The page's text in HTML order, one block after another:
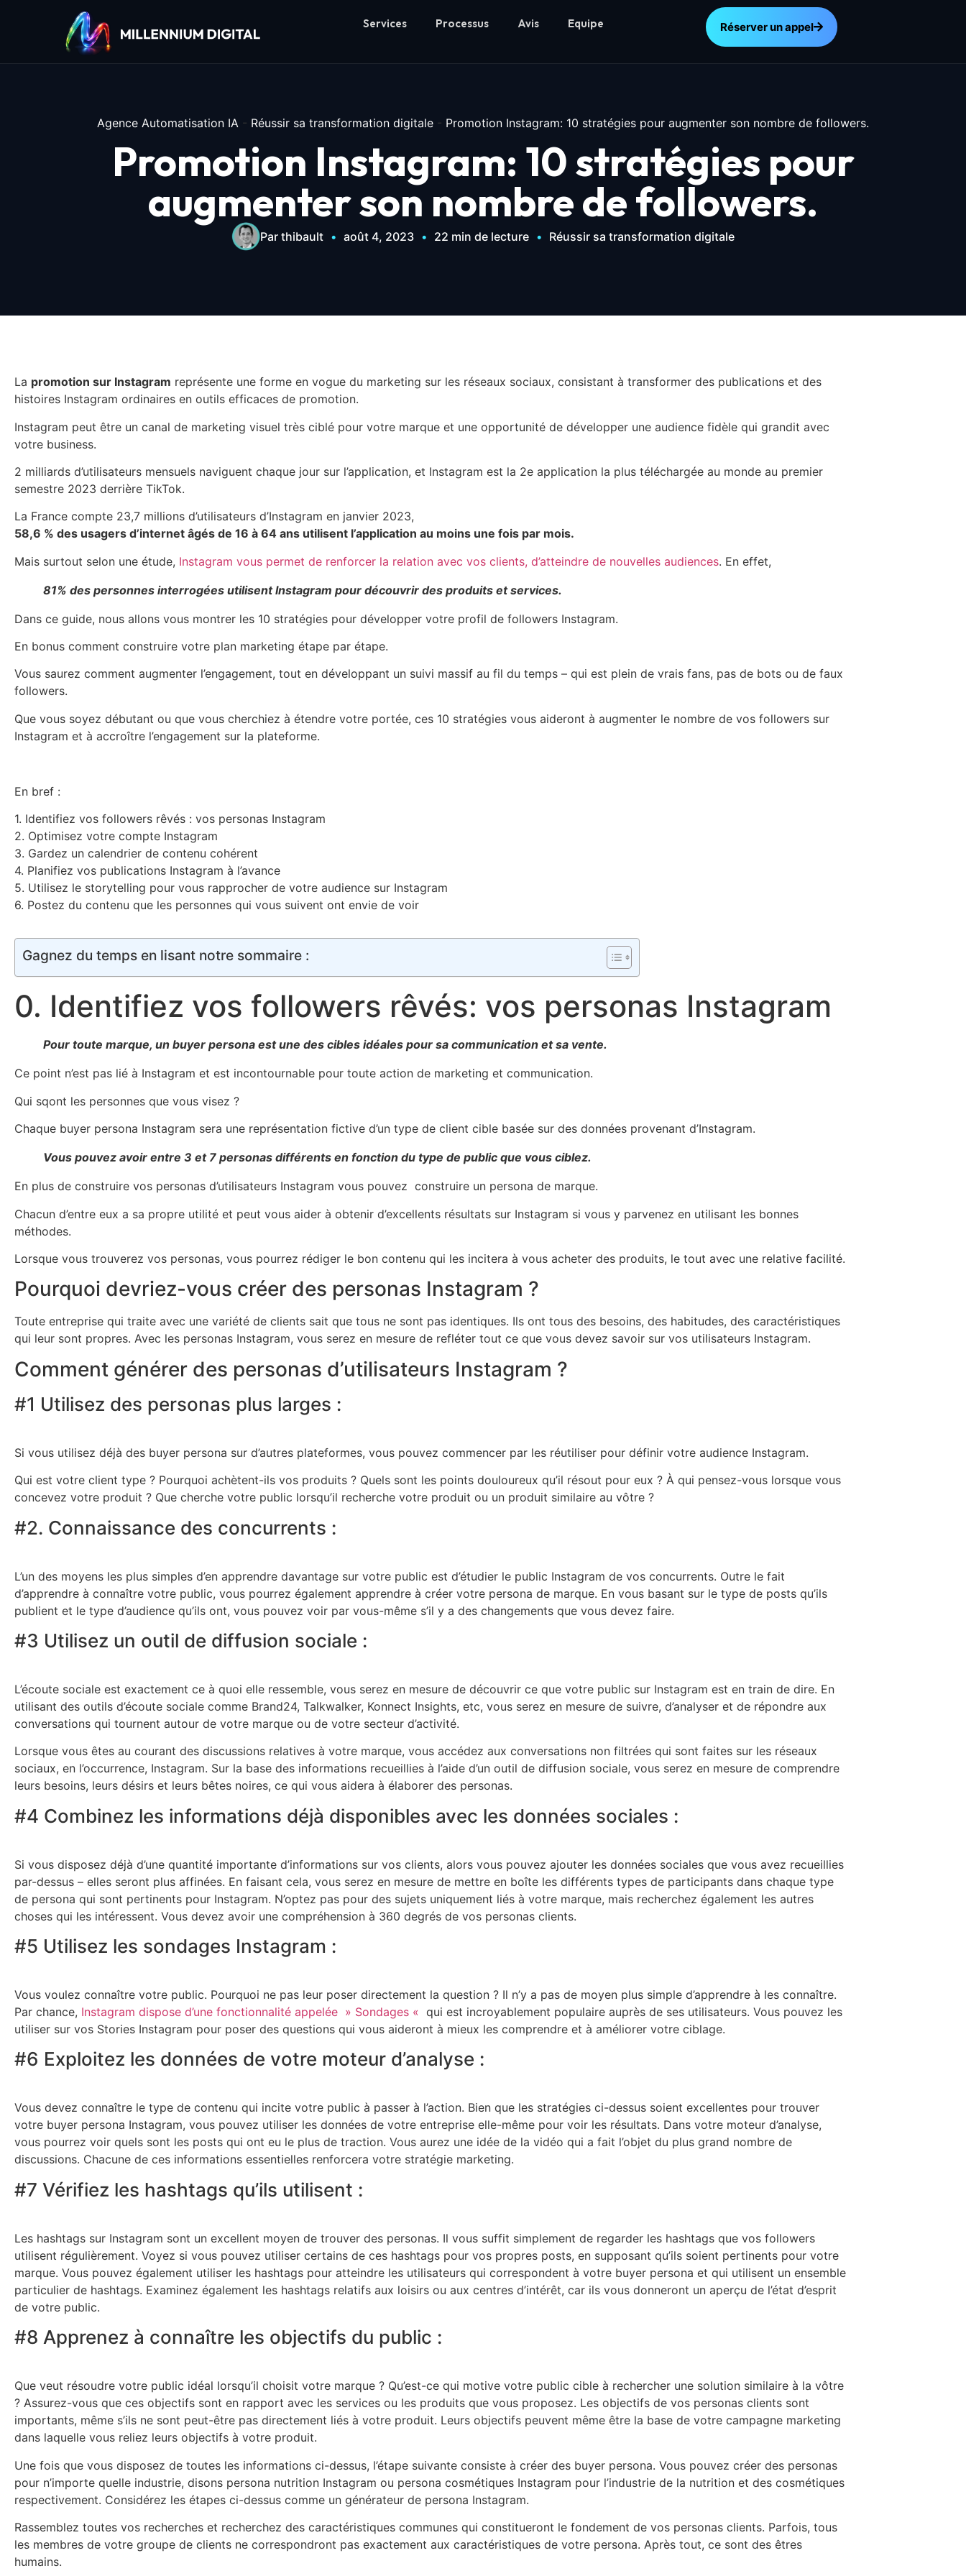
Services Processus Avis Equipe Réserver un appel
Agence Automatisation IA - Réussir sa transformation digitale - Promotion Instagram: 10 stratégies pour augmenter son nombre de followers.
Promotion Instagram: 10 stratégies pour
augmenter son nombre de followers.
Par thibault • août 4, 2023 • 22 min de lecture • Réussir sa transformation digitale
La promotion sur Instagram représente une forme en vogue du marketing sur les réseaux sociaux, consistant à transformer des publications et des
histoires Instagram ordinaires en outils efficaces de promotion.
Instagram peut être un canal de marketing visuel très ciblé pour votre marque et une opportunité de développer une audience fidèle qui grandit avec
votre business.
2 milliards d’utilisateurs mensuels naviguent chaque jour sur l’application, et Instagram est la 2e application la plus téléchargée au monde au premier
semestre 2023 derrière TikTok.
La France compte 23,7 millions d’utilisateurs d’Instagram en janvier 2023,
58,6 % des usagers d’internet âgés de 16 à 64 ans utilisent l’application au moins une fois par mois.
Mais surtout selon une étude, Instagram vous permet de renforcer la relation avec vos clients, d’atteindre de nouvelles audiences. En effet,
81% des personnes interrogées utilisent Instagram pour découvrir des produits et services.
Dans ce guide, nous allons vous montrer les 10 stratégies pour développer votre profil de followers Instagram.
En bonus comment construire votre plan marketing étape par étape.
Vous saurez comment augmenter l’engagement, tout en développant un suivi massif au fil du temps – qui est plein de vrais fans, pas de bots ou de faux
followers.
Que vous soyez débutant ou que vous cherchiez à étendre votre portée, ces 10 stratégies vous aideront à augmenter le nombre de vos followers sur
Instagram et à accroître l’engagement sur la plateforme.
En bref :
1. Identifiez vos followers rêvés : vos personas Instagram
2. Optimisez votre compte Instagram
3. Gardez un calendrier de contenu cohérent
4. Planifiez vos publications Instagram à l’avance
5. Utilisez le storytelling pour vous rapprocher de votre audience sur Instagram
6. Postez du contenu que les personnes qui vous suivent ont envie de voir
Gagnez du temps en lisant notre sommaire :
0. Identifiez vos followers rêvés: vos personas Instagram
Pour toute marque, un buyer persona est une des cibles idéales pour sa communication et sa vente.
Ce point n’est pas lié à Instagram et est incontournable pour toute action de marketing et communication.
Qui sqont les personnes que vous visez ?
Chaque buyer persona Instagram sera une représentation fictive d’un type de client cible basée sur des données provenant d’Instagram.
Vous pouvez avoir entre 3 et 7 personas différents en fonction du type de public que vous ciblez.
En plus de construire vos personas d’utilisateurs Instagram vous pouvez construire un persona de marque.
Chacun d’entre eux a sa propre utilité et peut vous aider à obtenir d’excellents résultats sur Instagram si vous y parvenez en utilisant les bonnes
méthodes.
Lorsque vous trouverez vos personas, vous pourrez rédiger le bon contenu qui les incitera à vous acheter des produits, le tout avec une relative facilité.
Pourquoi devriez-vous créer des personas Instagram ?
Toute entreprise qui traite avec une variété de clients sait que tous ne sont pas identiques. Ils ont tous des besoins, des habitudes, des caractéristiques
qui leur sont propres. Avec les personas Instagram, vous serez en mesure de refléter tout ce que vous devez savoir sur vos utilisateurs Instagram.
Comment générer des personas d’utilisateurs Instagram ?
#1 Utilisez des personas plus larges :
Si vous utilisez déjà des buyer persona sur d’autres plateformes, vous pouvez commencer par les réutiliser pour définir votre audience Instagram.
Qui est votre client type ? Pourquoi achètent-ils vos produits ? Quels sont les points douloureux qu’il résout pour eux ? À qui pensez-vous lorsque vous
concevez votre produit ? Que cherche votre public lorsqu’il recherche votre produit ou un produit similaire au vôtre ?
#2. Connaissance des concurrents :
L’un des moyens les plus simples d’en apprendre davantage sur votre public est d’étudier le public Instagram de vos concurrents. Outre le fait
d’apprendre à connaître votre public, vous pourrez également apprendre à créer votre persona de marque. En vous basant sur le type de posts qu’ils
publient et le type d’audience qu’ils ont, vous pouvez voir par vous-même s’il y a des changements que vous devez faire.
#3 Utilisez un outil de diffusion sociale :
L’écoute sociale est exactement ce à quoi elle ressemble, vous serez en mesure de découvrir ce que votre public sur Instagram est en train de dire. En
utilisant des outils d’écoute sociale comme Brand24, Talkwalker, Konnect Insights, etc, vous serez en mesure de suivre, d’analyser et de répondre aux
conversations qui tournent autour de votre marque ou de votre secteur d’activité.
Lorsque vous êtes au courant des discussions relatives à votre marque, vous accédez aux conversations non filtrées qui sont faites sur les réseaux
sociaux, en l’occurrence, Instagram. Sur la base des informations recueillies à l’aide d’un outil de diffusion sociale, vous serez en mesure de comprendre
leurs besoins, leurs désirs et leurs bêtes noires, ce qui vous aidera à élaborer des personas.
#4 Combinez les informations déjà disponibles avec les données sociales :
Si vous disposez déjà d’une quantité importante d’informations sur vos clients, alors vous pouvez ajouter les données sociales que vous avez recueillies
par-dessus – elles seront plus affinées. En faisant cela, vous serez en mesure de mettre en boîte les différents types de participants dans chaque type
de persona qui sont pertinents pour Instagram. N’optez pas pour des sujets uniquement liés à votre marque, mais recherchez également les autres
choses qui les intéressent. Vous devez avoir une compréhension à 360 degrés de vos personas clients.
#5 Utilisez les sondages Instagram :
Vous voulez connaître votre public. Pourquoi ne pas leur poser directement la question ? Il n’y a pas de moyen plus simple d’apprendre à les connaître.
Par chance, Instagram dispose d’une fonctionnalité appelée » Sondages « qui est incroyablement populaire auprès de ses utilisateurs. Vous pouvez les
utiliser sur vos Stories Instagram pour poser des questions qui vous aideront à mieux les comprendre et à améliorer votre ciblage.
#6 Exploitez les données de votre moteur d’analyse :
Vous devez connaître le type de contenu qui incite votre public à passer à l’action. Bien que les stratégies ci-dessus soient excellentes pour trouver
votre buyer persona Instagram, vous pouvez utiliser les données de votre entreprise elle-même pour voir les résultats. Dans votre moteur d’analyse,
vous pourrez voir quels sont les posts qui ont eu le plus de traction. Vous aurez une idée de la vidéo qui a fait l’objet du plus grand nombre de
discussions. Chacune de ces informations essentielles renforcera votre stratégie marketing.
#7 Vérifiez les hashtags qu’ils utilisent :
Les hashtags sur Instagram sont un excellent moyen de trouver des personas. Il vous suffit simplement de regarder les hashtags que vos followers
utilisent régulièrement. Voyez si vous pouvez utiliser certains de ces hashtags pour vos propres posts, en supposant qu’ils soient pertinents pour votre
marque. Vous pouvez également utiliser les hashtags pour atteindre les utilisateurs qui correspondent à votre buyer persona et qui utilisent un ensemble
particulier de hashtags. Examinez également les hashtags relatifs aux loisirs ou aux centres d’intérêt, car ils vous donneront un aperçu de l’état d’esprit
de votre public.
#8 Apprenez à connaître les objectifs du public :
Que veut résoudre votre public idéal lorsqu’il choisit votre marque ? Qu’est-ce qui motive votre public cible à rechercher une solution similaire à la vôtre
? Assurez-vous que ces objectifs sont en rapport avec les services ou les produits que vous proposez. Les objectifs de vos personas clients sont
importants, même s’ils ne sont peut-être pas directement liés à votre produit. Leurs objectifs peuvent même être la base de votre campagne marketing
dans laquelle vous reliez leurs objectifs à votre produit.
Une fois que vous disposez de toutes les informations ci-dessus, l’étape suivante consiste à créer des buyer persona. Vous pouvez créer des personas
pour n’importe quelle industrie, disons persona nutrition Instagram ou persona cosmétiques Instagram pour l’industrie de la nutrition et des cosmétiques
respectivement. Considérez les étapes ci-dessus comme un générateur de persona Instagram.
Rassemblez toutes vos recherches et recherchez des caractéristiques communes qui constitueront le fondement de vos personas clients. Parfois, tous
les membres de votre groupe de clients ne correspondront pas exactement aux caractéristiques de votre persona. Après tout, ce sont des êtres
humains.